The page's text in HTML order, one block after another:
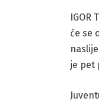
će se
je pet